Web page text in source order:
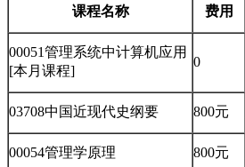
课程名称
费用
00051管理系统中计算机应用
[本月课程]
0
03708中国近现代史纲要 800元
00054管理学原理 800元